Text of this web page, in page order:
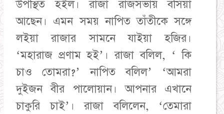
উপস্থিত হইল। রাজা রাজসভায় বসিয়া
আছেন। এমন সময় নাপিত তাঁতীকে সঙ্গে
লইয়া রাজার সামনে যাইয়া হজির।
‘মহারাজ প্রণাম হই’। রাজা বলিল, ‘ কি
চাও তোমরা?’ নাপিত বলিল’ ‘আমরা
দুইজন বীর পালোয়ান। আপনার এখানে
চাকুরি চাই’। রাজা বলিলেন, ‘তেমারা